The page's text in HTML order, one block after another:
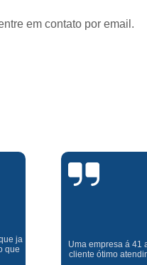
em contato por email.
o
telefônico (q hj
técnico Sr Henrique
seca q minha